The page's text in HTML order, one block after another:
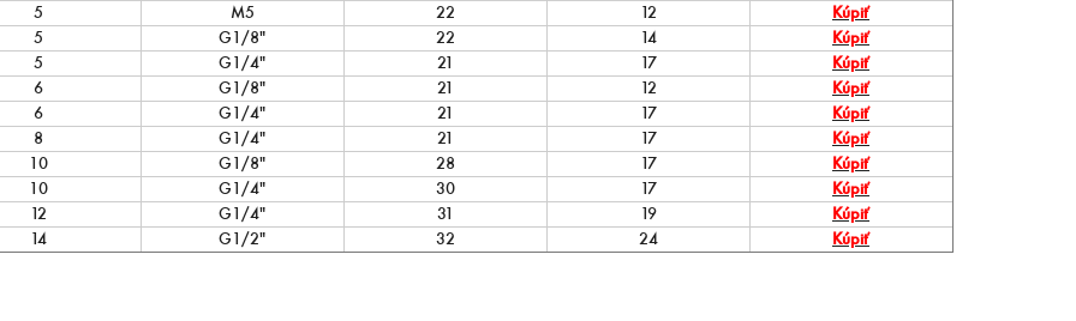
5
M5 22 12
Kúpiť
5
G1/8" 22 14
Kúpiť
5
G1/4" 21 17
Kúpiť
6
G1/8" 21 12
Kúpiť
6
G1/4" 21 17
Kúpiť
8
G1/4" 21 17
Kúpiť
10
G1/8" 28 17
Kúpiť
10
G1/4" 30 17
Kúpiť
12
G1/4" 31 19
Kúpiť
14
G1/2" 32 24 Kúpiť